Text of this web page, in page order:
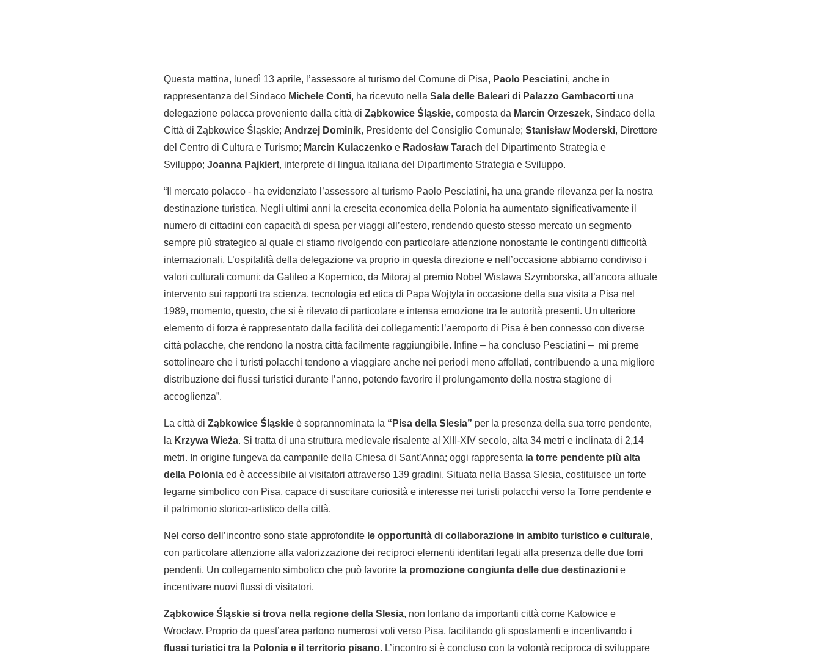
Questa mattina, lunedì 13 aprile, l’assessore al turismo del Comune di Pisa, Paolo Pesciatini, anche in
rappresentanza del Sindaco Michele Conti, ha ricevuto nella Sala delle Baleari di Palazzo Gambacorti una
delegazione polacca proveniente dalla città di Ząbkowice Śląskie, composta da Marcin Orzeszek, Sindaco della
Città di Ząbkowice Śląskie; Andrzej Dominik, Presidente del Consiglio Comunale; Stanisław Moderski, Direttore
del Centro di Cultura e Turismo; Marcin Kulaczenko e Radosław Tarach del Dipartimento Strategia e
Sviluppo; Joanna Pajkiert, interprete di lingua italiana del Dipartimento Strategia e Sviluppo.
“Il mercato polacco - ha evidenziato l’assessore al turismo Paolo Pesciatini, ha una grande rilevanza per la nostra
destinazione turistica. Negli ultimi anni la crescita economica della Polonia ha aumentato significativamente il
numero di cittadini con capacità di spesa per viaggi all’estero, rendendo questo stesso mercato un segmento
sempre più strategico al quale ci stiamo rivolgendo con particolare attenzione nonostante le contingenti difficoltà
internazionali. L’ospitalità della delegazione va proprio in questa direzione e nell’occasione abbiamo condiviso i
valori culturali comuni: da Galileo a Kopernico, da Mitoraj al premio Nobel Wislawa Szymborska, all’ancora attuale
intervento sui rapporti tra scienza, tecnologia ed etica di Papa Wojtyla in occasione della sua visita a Pisa nel
1989, momento, questo, che si è rilevato di particolare e intensa emozione tra le autorità presenti. Un ulteriore
elemento di forza è rappresentato dalla facilità dei collegamenti: l’aeroporto di Pisa è ben connesso con diverse
città polacche, che rendono la nostra città facilmente raggiungibile. Infine – ha concluso Pesciatini – mi preme
sottolineare che i turisti polacchi tendono a viaggiare anche nei periodi meno affollati, contribuendo a una migliore
distribuzione dei flussi turistici durante l’anno, potendo favorire il prolungamento della nostra stagione di
accoglienza”.
La città di Ząbkowice Śląskie è soprannominata la “Pisa della Slesia” per la presenza della sua torre pendente,
la Krzywa Wieża. Si tratta di una struttura medievale risalente al XIII-XIV secolo, alta 34 metri e inclinata di 2,14
metri. In origine fungeva da campanile della Chiesa di Sant’Anna; oggi rappresenta la torre pendente più alta
della Polonia ed è accessibile ai visitatori attraverso 139 gradini. Situata nella Bassa Slesia, costituisce un forte
legame simbolico con Pisa, capace di suscitare curiosità e interesse nei turisti polacchi verso la Torre pendente e
il patrimonio storico-artistico della città.
Nel corso dell’incontro sono state approfondite le opportunità di collaborazione in ambito turistico e culturale,
con particolare attenzione alla valorizzazione dei reciproci elementi identitari legati alla presenza delle due torri
pendenti. Un collegamento simbolico che può favorire la promozione congiunta delle due destinazioni e
incentivare nuovi flussi di visitatori.
Ząbkowice Śląskie si trova nella regione della Slesia, non lontano da importanti città come Katowice e
Wrocław. Proprio da quest’area partono numerosi voli verso Pisa, facilitando gli spostamenti e incentivando i
flussi turistici tra la Polonia e il territorio pisano. L’incontro si è concluso con la volontà reciproca di sviluppare